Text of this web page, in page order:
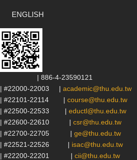
ENGLISH
| 886-4-23590121
| #22000-22003 | academic@thu.edu.tw
| #22101-22114 | course@thu.edu.tw
| #22500-22533 | eductl@thu.edu.tw
| #22600-22610 | csr@thu.edu.tw
| #22700-22705 | ge@thu.edu.tw
| #22521-22526 | isac@thu.edu.tw
| #22200-22201 | cii@thu.edu.tw